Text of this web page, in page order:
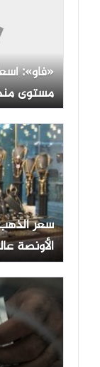
«فاو»:
مستوى منذ 3
الأونصة